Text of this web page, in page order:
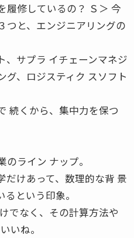
履修しているの？ Ｓ＞ 今
つと、エンジニアリングの
、サプラ イチェーンマネジ
グ、ロジスティク スソフト
続くから、集中力を保つ
ライン ナップ。
だけあって、数理的な背 景
という印象。
でなく、その計算方法や
いね。